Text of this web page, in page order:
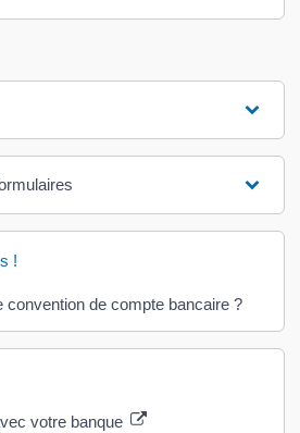
!
convention de compte bancaire ?
votre banque